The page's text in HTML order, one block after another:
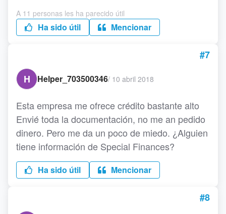
A 11 personas les ha parecido útil
Ha sido útil Mencionar
#7
H
Helper_703500346/ 10 abril 2018
Esta empresa me ofrece crédito bastante alto
Envié toda la documentación, no me an pedido
dinero. Pero me da un poco de miedo. ¿Alguien
tiene información de Special Finances?
Ha sido útil Mencionar
#8